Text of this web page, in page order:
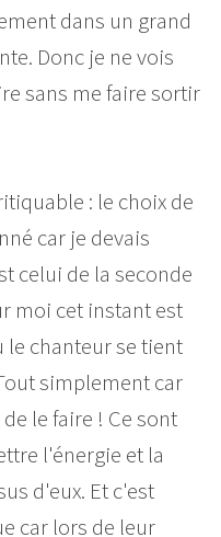
dans un grand
Donc je ne vois
sans me faire sortir
: le choix de
car je devais
celui de la seconde
moi cet instant est
chanteur se tient
simplement car
le faire ! Ce sont
l'énergie et la
d'eux. Et c'est
car lors de leur